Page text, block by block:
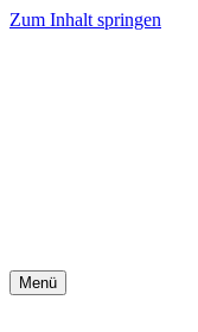
Zum Inhalt springen
Menü